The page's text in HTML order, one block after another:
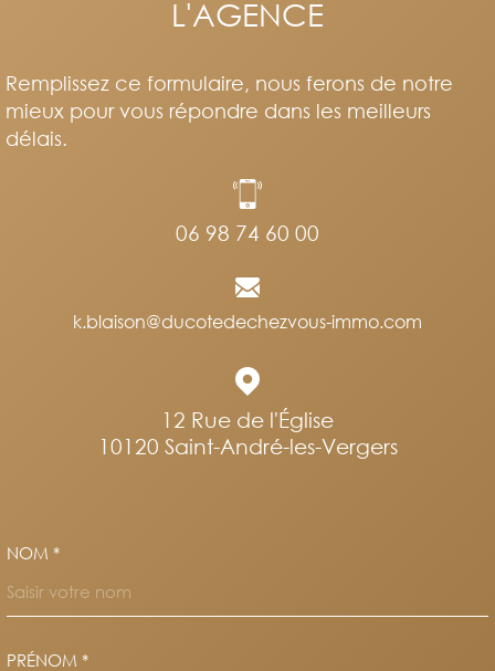
L'AGENCE
Remplissez ce formulaire, nous ferons de notre
mieux pour vous répondre dans les meilleurs
délais.
06 98 74 60 00
k.blaison@ducotedechezvous-immo.com
12 Rue de l'Église
10120
Saint-André-les-Vergers
NOM *
PRÉNOM *